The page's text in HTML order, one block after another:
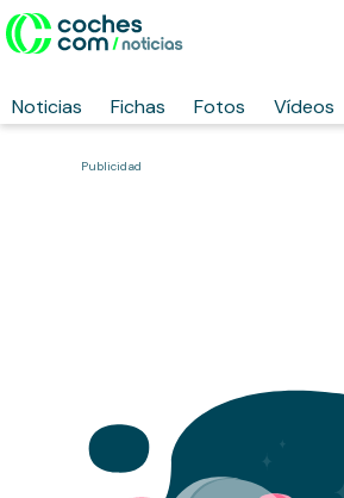
Noticias Fichas Fotos Vídeos
Publicidad